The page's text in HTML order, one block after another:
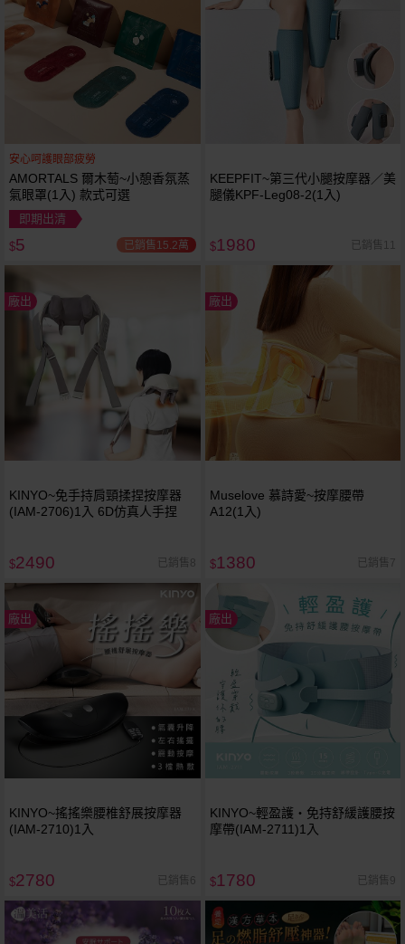
安心呵護眼部疲勞
AMORTALS 爾木萄~小憩香氛蒸
氣眼罩(1入) 款式可選
即期出清
$5 已銷售15.2萬
KEEPFIT~第三代小腿按摩器／美
腿儀KPF-Leg08-2(1入)
$1980 已銷售11
廠出
KINYO~免手持肩頸揉捏按摩器
(IAM-2706)1入 6D仿真人手捏
$2490 已銷售8
廠出
Muselove 慕詩愛~按摩腰帶
A12(1入)
$1380 已銷售7
廠出
KINYO~搖搖樂腰椎舒展按摩器
(IAM-2710)1入
$2780 已銷售6
廠出
KINYO~輕盈護‧免持舒緩護腰按
摩帶(IAM-2711)1入
$1780 已銷售9